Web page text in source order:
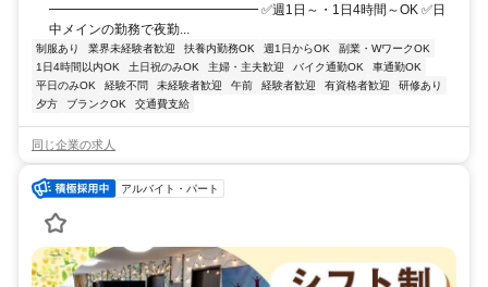
━━━━━━━━━━━━━━━━ ✅週1日～・1日4時間～OK ✅日
中メインの勤務で夜勤...
制服あり 業界未経験者歓迎 扶養内勤務OK 週1日からOK
副業・WワークOK
1日4時間以内OK
土日祝のみOK 主婦・主夫歓迎 バイク通勤OK
車通勤OK
平日のみOK
経験不問 未経験者歓迎 午前 経験者歓迎 有資格者歓迎
研修あり
夕方
ブランクOK 交通費支給
同じ企業の求人
アルバイト・パート